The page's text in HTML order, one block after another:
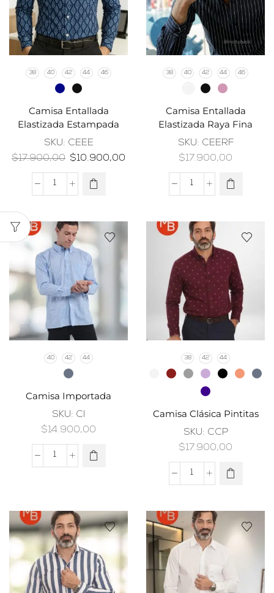
38 40 42 44 46
Camisa Entallada
Elastizada Estampada
SKU: CEEE
$17.900,00 $10.900,00
38 40 42 44 46
Camisa Entallada
Elastizada Raya Fina
SKU: CEERF
$17.900,00
40 42 44
Camisa Importada
SKU: CI
$14.900,00
38 42 44
Camisa Clásica Pintitas
SKU: CCP
$17.900,00